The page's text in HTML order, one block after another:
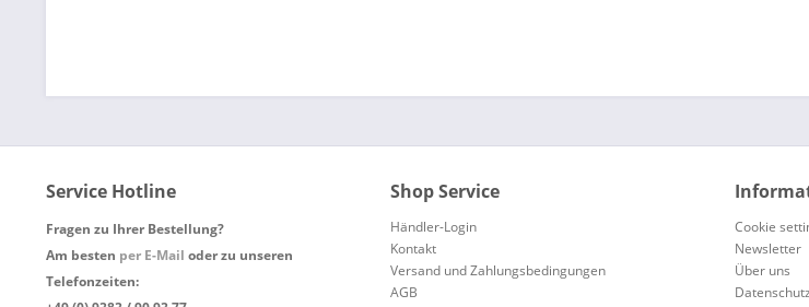
Service Hotline
Fragen zu Ihrer Bestellung?
Am besten per E-Mail oder zu unseren
Telefonzeiten:
Shop Service
Händler-Login
Kontakt
Versand und Zahlungsbedingungen
AGB
Cookie
Newsletter
Über uns
Datenschutz